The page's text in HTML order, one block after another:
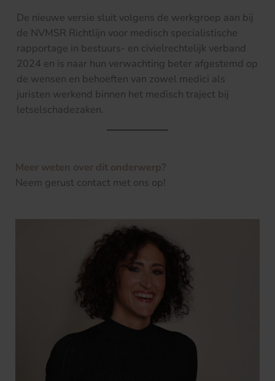
De nieuwe versie sluit volgens de werkgroep aan bij
de NVMSR Richtlijn voor medisch specialistische
rapportage in bestuurs- en civielrechtelijk verband
2024 en is naar hun verwachting beter afgestemd op
de wensen en behoeften van zowel medici als
juristen werkend binnen het medisch traject bij
letselschadezaken.
Meer weten over dit onderwerp?
Neem gerust contact met ons op!